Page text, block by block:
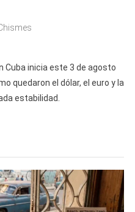
Cuba inicia este 3 de agosto
quedaron el dólar, el euro y la
estabilidad.